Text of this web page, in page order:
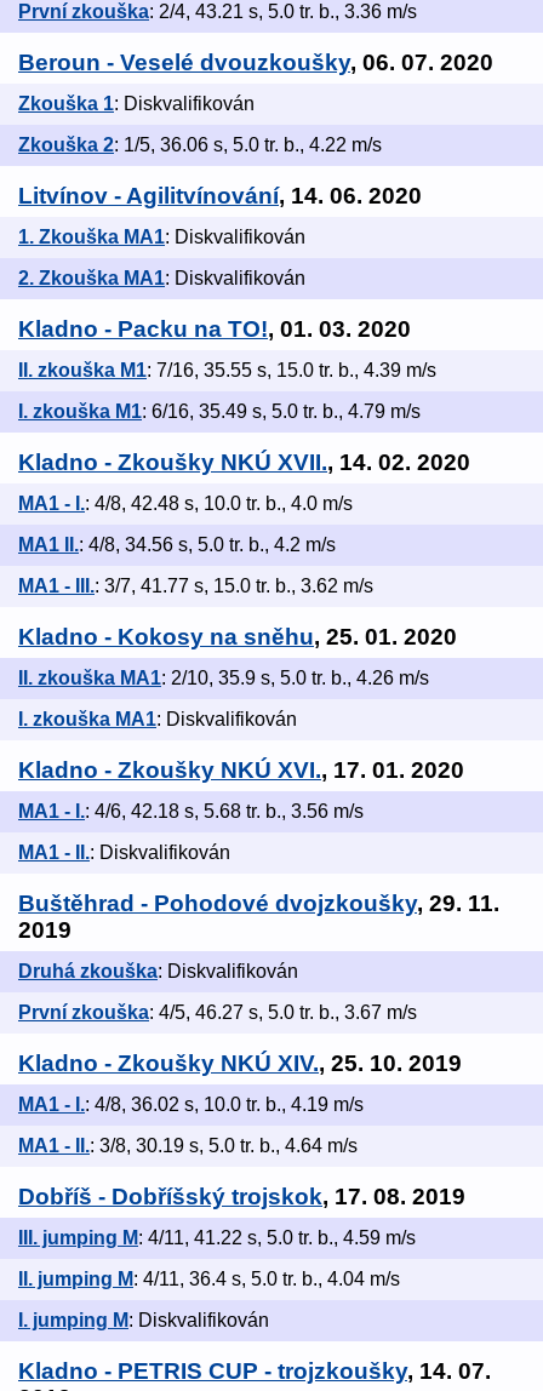
První zkouška: 2/4, 43.21 s, 5.0 tr. b., 3.36 m/s
Beroun - Veselé dvouzkoušky, 06. 07. 2020
Zkouška 1: Diskvalifikován
Zkouška 2: 1/5, 36.06 s, 5.0 tr. b., 4.22 m/s
Litvínov - Agilitvínování, 14. 06. 2020
1. Zkouška MA1: Diskvalifikován
2. Zkouška MA1: Diskvalifikován
Kladno - Packu na TO!, 01. 03. 2020
II. zkouška M1: 7/16, 35.55 s, 15.0 tr. b., 4.39 m/s
I. zkouška M1: 6/16, 35.49 s, 5.0 tr. b., 4.79 m/s
Kladno - Zkoušky NKÚ XVII., 14. 02. 2020
MA1 - I.: 4/8, 42.48 s, 10.0 tr. b., 4.0 m/s
MA1 II.: 4/8, 34.56 s, 5.0 tr. b., 4.2 m/s
MA1 - III.: 3/7, 41.77 s, 15.0 tr. b., 3.62 m/s
Kladno - Kokosy na sněhu, 25. 01. 2020
II. zkouška MA1: 2/10, 35.9 s, 5.0 tr. b., 4.26 m/s
I. zkouška MA1: Diskvalifikován
Kladno - Zkoušky NKÚ XVI., 17. 01. 2020
MA1 - I.: 4/6, 42.18 s, 5.68 tr. b., 3.56 m/s
MA1 - II.: Diskvalifikován
Buštěhrad - Pohodové dvojzkoušky, 29. 11.
2019
Druhá zkouška: Diskvalifikován
První zkouška: 4/5, 46.27 s, 5.0 tr. b., 3.67 m/s
Kladno - Zkoušky NKÚ XIV., 25. 10. 2019
MA1 - I.: 4/8, 36.02 s, 10.0 tr. b., 4.19 m/s
MA1 - II.: 3/8, 30.19 s, 5.0 tr. b., 4.64 m/s
Dobříš - Dobříšský trojskok, 17. 08. 2019
III. jumping M: 4/11, 41.22 s, 5.0 tr. b., 4.59 m/s
II. jumping M: 4/11, 36.4 s, 5.0 tr. b., 4.04 m/s
I. jumping M: Diskvalifikován
Kladno - PETRIS CUP - trojzkoušky, 14. 07.